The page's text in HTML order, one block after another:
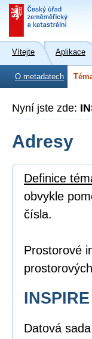
Vítejte Aplikace
O metadatech
Nyní jste zde:
Adresy
Definice
obvykle
čísla.
Prostorové
Datová